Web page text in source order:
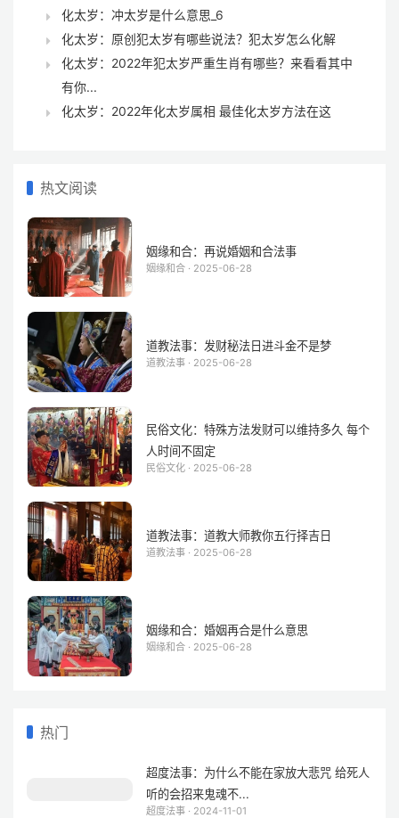
化太岁：冲太岁是什么意思_6
化太岁：原创犯太岁有哪些说法？犯太岁怎么化解
化太岁：2022年犯太岁严重生肖有哪些？来看看其中
有你...
化太岁：2022年化太岁属相 最佳化太岁方法在这
热文阅读
姻缘和合：再说婚姻和合法事
姻缘和合 · 2025-06-28
道教法事：发财秘法日进斗金不是梦
道教法事 · 2025-06-28
民俗文化：特殊方法发财可以维持多久 每个
人时间不固定
民俗文化 · 2025-06-28
道教法事：道教大师教你五行择吉日
道教法事 · 2025-06-28
姻缘和合：婚姻再合是什么意思
姻缘和合 · 2025-06-28
热门
超度法事：为什么不能在家放大悲咒 给死人
听的会招来鬼魂不...
超度法事 · 2024-11-01